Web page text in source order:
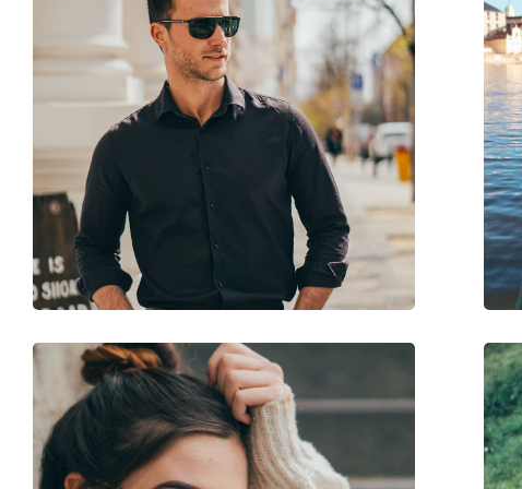
Forma montatura:
Rettangolare
Colore montatura:
Nero
Materiale montatura:
Plastica
M
Larghezza montatura:
135 mm
Lunghezza asta (Asta):
145 mm
Ponte:
11 mm
Peso:
80 g
Naselli regolabili:
No
Accessori
Custodia:
Sì
Panno per pulizia:
Altro